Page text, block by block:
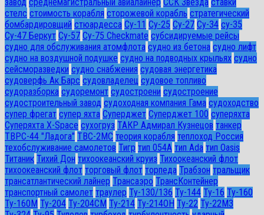
завод среднемагистральный авиалайнер ССК Звезда ставки
стелс стоимость корабля сторожевой корабль стратегический
бомбардировщий стюардесса Су-11 Су-25 Су-27 Су-34 су-35
Су-47 Беркут Су-57 Су-75 Checkmate субсидируемые рейсы
судно для обслуживания атомфлота судно из бетона судно лифт
судно на воздушной подушке судно на подводных крыльях судно
сейсморазведки судно снабжения судовая энергетика
судоверфь Ак Барс судовладелец судовое топливо
судоразборка судоремонт судостроени судостроение
судостроительный завод судоходная компания Гама судоходство
супер фрегат супер яхта Суперджет Суперджет 100 суперяхта
Суперяхта X-Space сухогруз ТАКР Адмирал Кузнецов танкер
ТВРС-44 "Ладога" ТВС-2МС теория корабля теплоход Россия
техобслуживание самолетов Тигр тип 054А тип Ada тип Oasis
Титаник Тихий Дон тихоокеанский круиз Тихоокеанский флот
тихоокеанский флот торговый флот торпеда Трабзон тральщик
трансатлантический лайнер Трансаэро ТрансКонтейнер
транспортный самолет траулер Ту-130/136 Ту-144 Ту-16 Ту-160
Ту-160М Ту-204 Ту-204СМ Ту-214 Ту-214ОН Ту-22 Ту-22М3